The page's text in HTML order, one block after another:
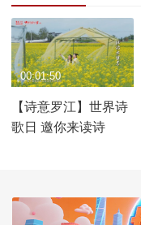
【诗意罗江】世界诗
歌日 邀你来读诗
00:01:50